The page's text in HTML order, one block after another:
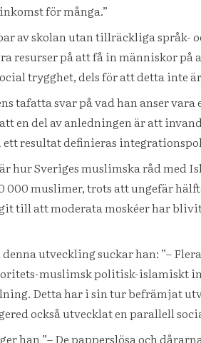
för många.”
av skolan utan tillräckliga språk-
resurser på att få in människor
trygghet, dels för att detta inte
tafatta svar på vad han anser vara
en del av anledningen är att
resultat definieras
hur Sveriges muslimska råd med
000 muslimer, trots att ungefär
till att moderata moskéer har
utveckling suckar han: ”–
muslimsk politisk-islamiskt
Detta har i sin tur befrämjat
också utvecklat en parallell
han ”– De papperslösa och